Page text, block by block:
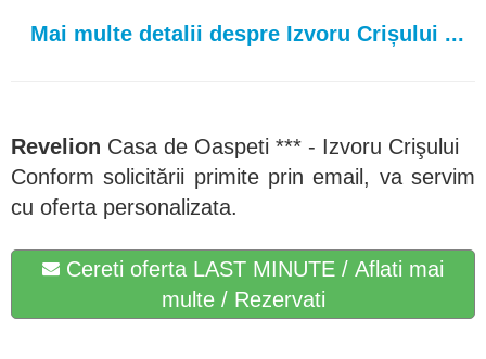
Mai multe detalii despre Izvoru Crișului ...
Revelion Casa de Oaspeti *** - Izvoru Crişului
Conform solicitării primite prin email, va servim
cu oferta personalizata.
Cereti oferta LAST MINUTE / Aflati mai
multe / Rezervati